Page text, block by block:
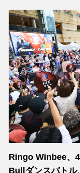
Ringo Winbee、
Bullダンスバトル